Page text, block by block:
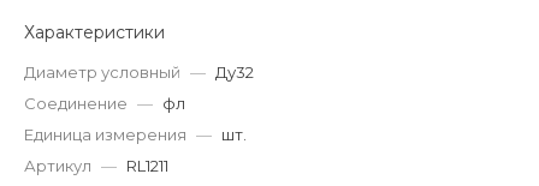
Характеристики
Диаметр условный — Ду32
Соединение — фл
Единица измерения — шт.
Артикул — RL1211